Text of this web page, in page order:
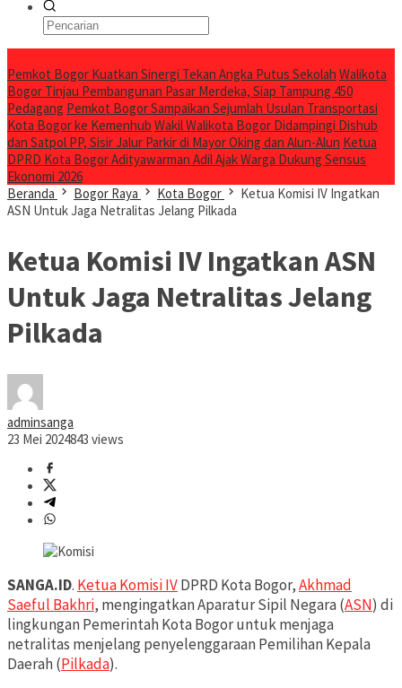
Pemkot Bogor Kuatkan Sinergi Tekan Angka Putus Sekolah Walikota
Bogor Tinjau Pembangunan Pasar Merdeka, Siap Tampung 450
Pedagang Pemkot Bogor Sampaikan Sejumlah Usulan Transportasi
Kota Bogor ke Kemenhub Wakil Walikota Bogor Didampingi Dishub
dan Satpol PP, Sisir Jalur Parkir di Mayor Oking dan Alun-Alun Ketua
DPRD Kota Bogor Adityawarman Adil Ajak Warga Dukung Sensus
Ekonomi 2026
Beranda
Bogor Raya Kota Bogor
Ketua Komisi IV Ingatkan
ASN Untuk Jaga Netralitas Jelang Pilkada
Ketua Komisi IV Ingatkan ASN
Untuk Jaga Netralitas Jelang
Pilkada
adminsanga
23 Mei 2024843 views
SANGA.ID. Ketua Komisi IVDPRD Kota Bogor,Akhmad
Saeful Bakhri, mengingatkan Aparatur Sipil Negara (ASN) di
lingkungan Pemerintah Kota Bogor untuk menjaga
netralitas menjelang penyelenggaraan Pemilihan Kepala
Daerah (Pilkada).